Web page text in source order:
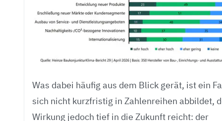
Was dabei häufig aus dem Blick gerät, ist ein
sich nicht kurzfristig in Zahlenreihen abbildet,
Wirkung jedoch tief in die Zukunft reicht: der